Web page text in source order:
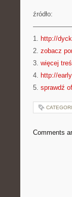
źródło:
1. http://
2. zobacz
3. więcej
4. http://
5. sprawdź
Comments